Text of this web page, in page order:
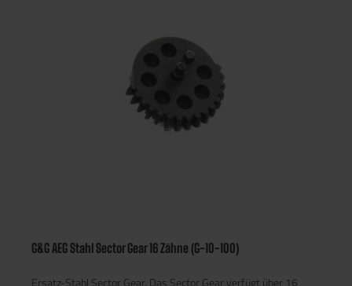
G&G AEG Stahl Sector Gear 16 Zähne (G-10-100)
Ersatz-Stahl Sector Gear. Das Sector Gear verfügt über 16